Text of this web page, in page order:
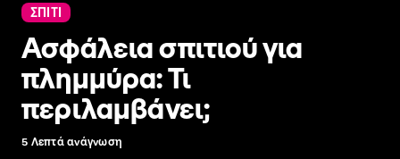
ΣΠΙΤΙ
Ασφάλεια σπιτιού για
πλημμύρα: Τι
περιλαμβάνει;
5 Λεπτά ανάγνωση